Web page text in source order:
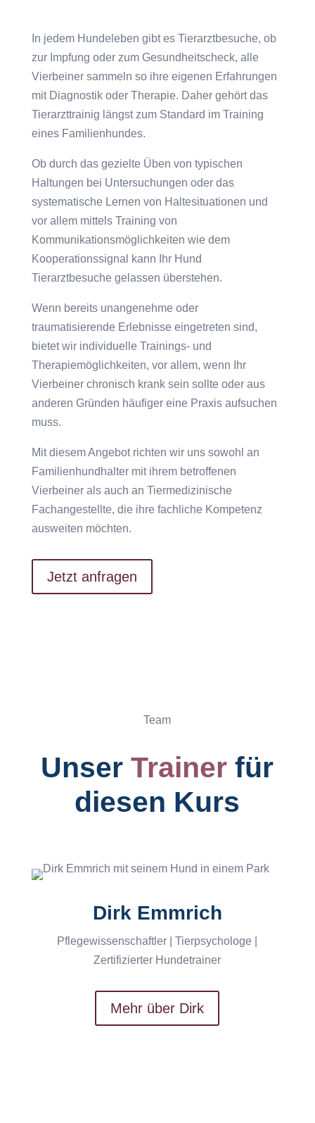
In jedem Hundeleben gibt es Tierarztbesuche, ob
zur Impfung oder zum Gesundheitscheck, alle
Vierbeiner sammeln so ihre eigenen Erfahrungen
mit Diagnostik oder Therapie. Daher gehört das
Tierarzttrainig längst zum Standard im Training
eines Familienhundes.
Ob durch das gezielte Üben von typischen
Haltungen bei Untersuchungen oder das
systematische Lernen von Haltesituationen und
vor allem mittels Training von
Kommunikationsmöglichkeiten wie dem
Kooperationssignal kann Ihr Hund
Tierarztbesuche gelassen überstehen.
Wenn bereits unangenehme oder
traumatisierende Erlebnisse eingetreten sind,
bietet wir individuelle Trainings- und
Therapiemöglichkeiten, vor allem, wenn Ihr
Vierbeiner chronisch krank sein sollte oder aus
anderen Gründen häufiger eine Praxis aufsuchen
muss.
Mit diesem Angebot richten wir uns sowohl an
Familienhundhalter mit ihrem betroffenen
Vierbeiner als auch an Tiermedizinische
Fachangestellte, die ihre fachliche Kompetenz
ausweiten möchten.
Jetzt anfragen
Team
UnserTrainer für
diesen Kurs
Dirk Emmrich
Pflegewissenschaftler | Tierpsychologe |
Zertifizierter Hundetrainer
Mehr über Dirk